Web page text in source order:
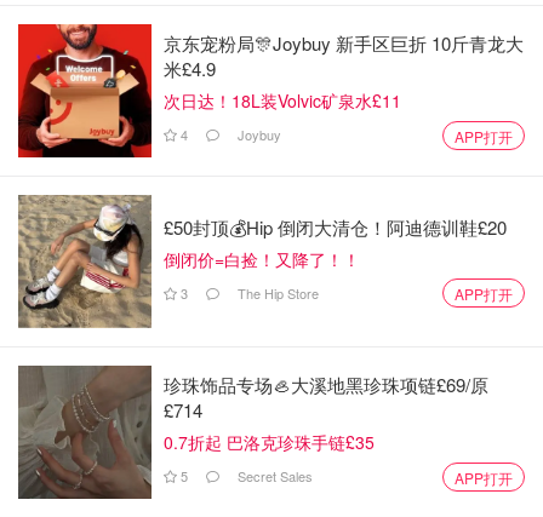
京东宠粉局🎊Joybuy 新手区巨折 10斤青龙大
米£4.9
次日达！18L装Volvic矿泉水£11
4 Joybuy APP打开
£50封顶💰Hip 倒闭大清仓！阿迪德训鞋£20
倒闭价=白捡！又降了！！
3 The Hip Store APP打开
珍珠饰品专场🦪大溪地黑珍珠项链£69/原
£714
0.7折起 巴洛克珍珠手链£35
5 Secret Sales APP打开